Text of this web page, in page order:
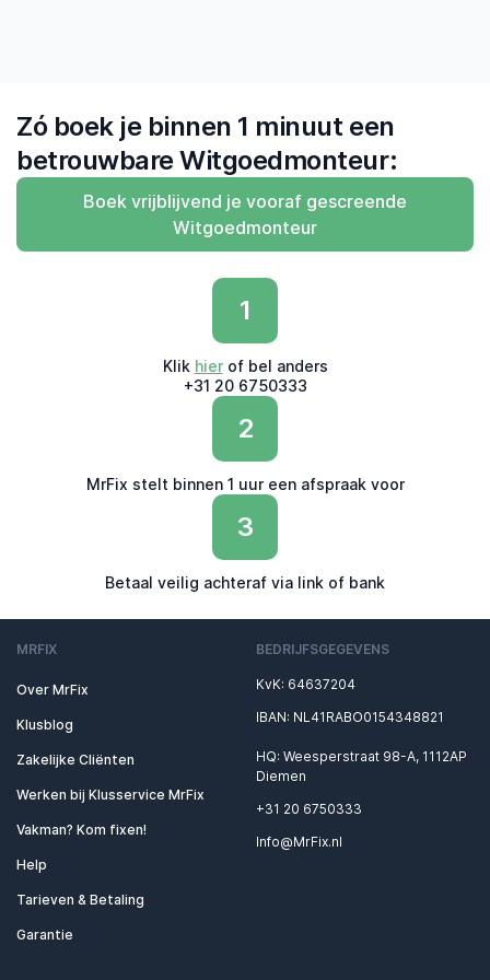
Zó boek je binnen 1 minuut een
betrouwbare Witgoedmonteur:
Boek vrijblijvend je vooraf gescreende
Witgoedmonteur
1
Klik hierof bel anders
+31 20 6750333
2
MrFix stelt binnen 1 uur een afspraak voor
3
Betaal veilig achteraf via link of bank
MRFIX
Over MrFix
Klusblog
Zakelijke Cliënten
Werken bij Klusservice MrFix
Vakman? Kom fixen!
Help
Tarieven & Betaling
Garantie
BEDRIJFSGEGEVENS
KvK: 64637204
IBAN: NL41RABO0154348821
HQ: Weesperstraat 98-A, 1112AP
Diemen
+31 20 6750333
Info@MrFix.nl